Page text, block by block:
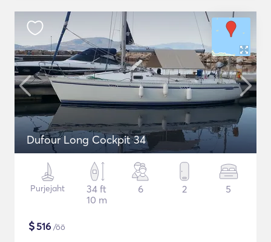
Dufour Long Cockpit 34
Purjejaht
34 ft
10 m
6 2 5
$516 /öö